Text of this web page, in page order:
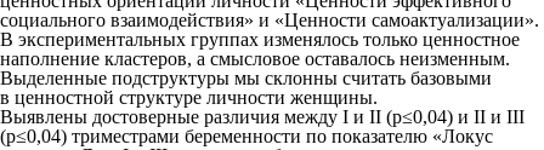
социального взаимодействия» и «Ценности самоактуализации».
В экспериментальных группах изменялось только ценностное
наполнение кластеров, а смысловое оставалось неизменным.
Выделенные подструктуры мы склонны считать базовыми
в ценностной структуре личности женщины.
Выявлены достоверные различия между I и II (р≤0,04) и II и III
(p≤0,04) триместрами беременности по показателю «Локус